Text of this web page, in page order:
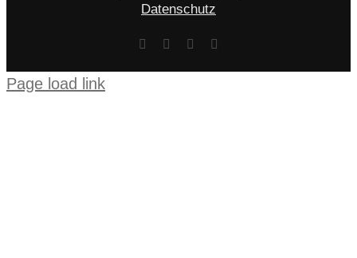
Datenschutz
Facebook Rss
Page load link